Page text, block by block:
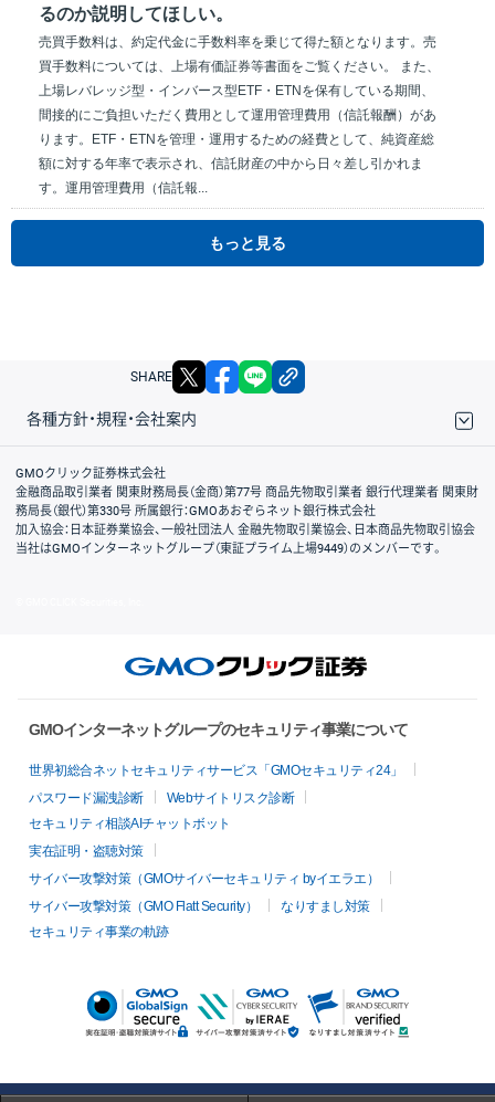
るのか説明してほしい。
売買手数料は、約定代金に手数料率を乗じて得た額となります。売
買手数料については、上場有価証券等書面をご覧ください。 また、
上場レバレッジ型・インバース型ETF・ETNを保有している期間、
間接的にご負担いただく費用として運用管理費用（信託報酬）があ
ります。ETF・ETNを管理・運用するための経費として、純資産総
額に対する年率で表示され、信託財産の中から日々差し引かれま
す。運用管理費用（信託報...
もっと見る
SHARE X facebook
各種方針・規程・会社案内
取引規程・約款
サイトマップ
その他のご案内
個人情報保護方針
最良執行方針
サイトのご利用について
ディスクレイマー
信託保全
リスク説明
会社案内
GMOクリック証券株式会社
金融商品取引業者 関東財務局長（金商）第77号 商品先物取引業者 銀行代理業者 関東財
務局長（銀代）第330号 所属銀行：GMOあおぞらネット銀行株式会社
加入協会：日本証券業協会、一般社団法人 金融先物取引業協会、日本商品先物取引協会
当社はGMOインターネットグループ（東証プライム上場9449）のメンバーです。
GMOインターネットグループのセキュリティ事業について
世界初総合ネットセキュリティサービス「GMOセキュリティ24」
パスワード漏洩診断
Webサイトリスク診断
セキュリティ相談AIチャットボット
実在証明・盗聴対策
サイバー攻撃対策（GMOサイバーセキュリティ byイエラエ）
サイバー攻撃対策（GMO Flatt Security）
なりすまし対策
セキュリティ事業の軌跡